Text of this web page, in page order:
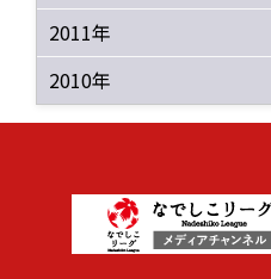
2011年
2010年